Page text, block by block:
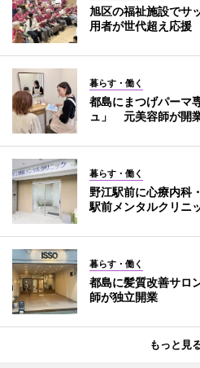
旭区の福祉施設でサ
用者が世代超え応援
暮らす・働く
都島にまつげパーマ
ュ」 元美容師が開
暮らす・働く
野江駅前に心療内科
駅前メンタルクリニ
暮らす・働く
都島に髪質改善サ
師が独立開業
もっと見